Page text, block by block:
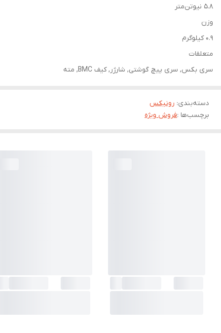
5.8 نیوتن‌متر
وزن
0.9 کیلوگرم
متعلقات
سری بکس, سری پیچ گوشتی, شارژر, کیف BMC, مته
دسته‌بندی: رونیکس
برچسب‌ها :فروش ویژه